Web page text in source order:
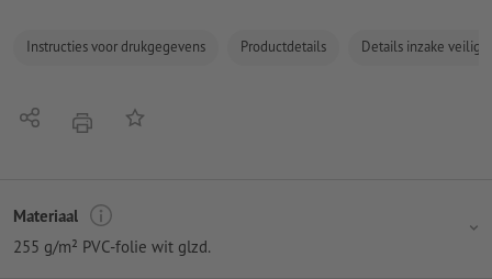
Instructies voor drukgegevens Productdetails Details inzake
Delen afdrukkenOp de lijst
Materiaal
255 g/m² PVC-folie wit glzd.